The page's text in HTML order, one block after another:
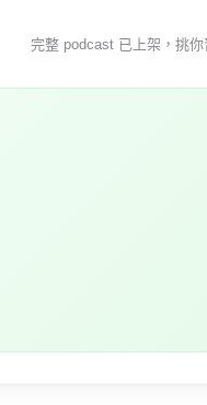
完整 podcast 已上架，挑